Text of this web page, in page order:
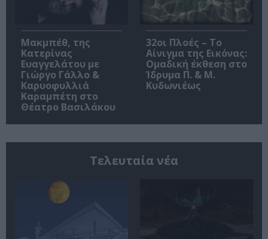
Μακμπέθ, της
Κατερίνας
Ευαγγελάτου με
Γιώργο Γάλλο &
Καρυοφυλλιά
Καραμπέτη στο
Θέατρο Βασιλάκου
32οι Πλοές – Το
Αίνιγμα της Εικόνας:
Ομαδική έκθεση στο
Ίδρυμα Π. & Μ.
Κυδωνιέως
Τελευταία νέα